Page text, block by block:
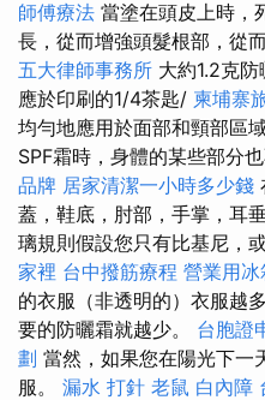
師傅療法 當塗在頭皮上時，
長，從而增強頭髮根部，從
五大律師事務所 大約1.2克
應於印刷的1/4茶匙/ 柬埔寨
均勻地應用於面部和頸部區
SPF霜時，身體的某些部分
品牌 居家清潔一小時多少錢
蓋，鞋底，肘部，手掌，耳
璃規則假設您只有比基尼，
家裡 台中撥筋療程 營業用冰
的衣服（非透明的）衣服越
要的防曬霜就越少。 台胞證
劃 當然，如果您在陽光下一
服。 漏水 打針 老鼠 白內障